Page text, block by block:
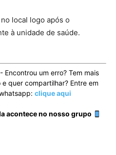
local logo após o
à unidade de saúde.
- Encontrou um erro? Tem mais
quer compartilhar? Entre em
clique aqui
acontece no nosso grupo